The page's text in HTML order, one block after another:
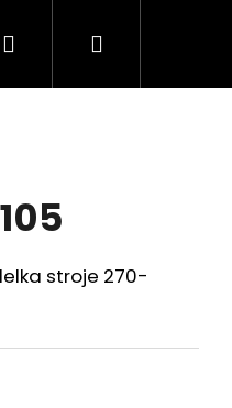
PřihlášeníNákupní
stroje 270-